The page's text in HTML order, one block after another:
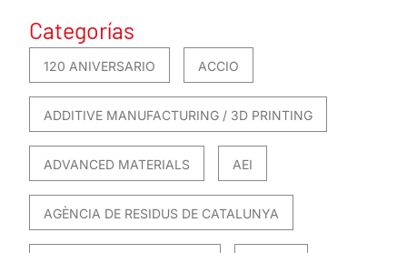
Categorías
120 ANIVERSARIO ACCIO
ADDITIVE MANUFACTURING / 3D PRINTING
ADVANCED MATERIALS AEI
AGÈNCIA DE RESIDUS DE CATALUNYA